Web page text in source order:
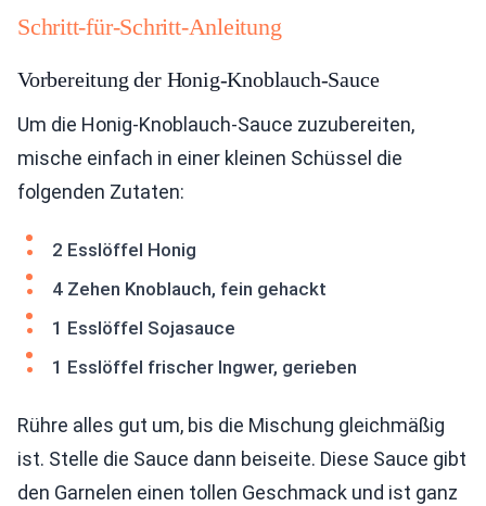
Schritt-für-Schritt-Anleitung
Vorbereitung der Honig-Knoblauch-Sauce
Um die Honig-Knoblauch-Sauce zuzubereiten,
mische einfach in einer kleinen Schüssel die
folgenden Zutaten:
2 Esslöffel Honig
4 Zehen Knoblauch, fein gehackt
1 Esslöffel Sojasauce
1 Esslöffel frischer Ingwer, gerieben
Rühre alles gut um, bis die Mischung gleichmäßig
ist. Stelle die Sauce dann beiseite. Diese Sauce gibt
den Garnelen einen tollen Geschmack und ist ganz